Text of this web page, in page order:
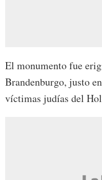
El monumento fue
Brandenburgo, justo
víctimas judías del